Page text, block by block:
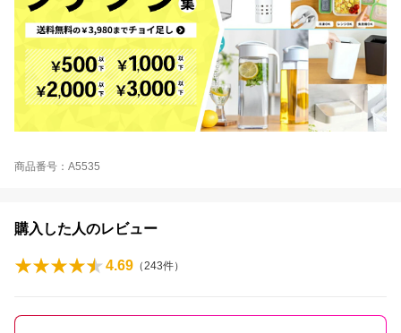
商品番号：A5535
購入した人のレビュー
4.69 （243件）